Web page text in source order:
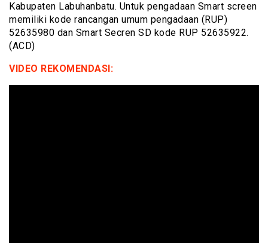
Kabupaten Labuhanbatu. Untuk pengadaan Smart screen
memiliki kode rancangan umum pengadaan (RUP)
52635980 dan Smart Secren SD kode RUP 52635922.
(ACD)
VIDEO REKOMENDASI: